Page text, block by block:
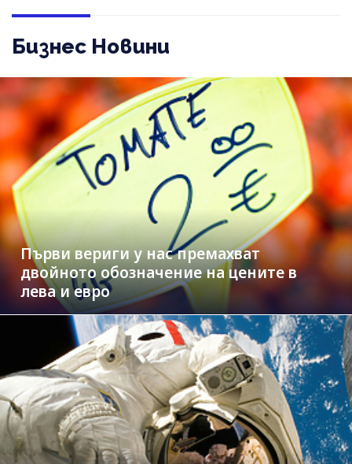
Бизнес Новини
Първи вериги у нас премахват
двойното обозначение на цените в
лева и евро